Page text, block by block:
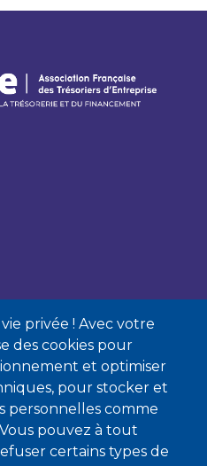
privée ! Avec votre
des cookies pour
et optimiser
pour stocker et
personnelles comme
pouvez à tout
certains types de